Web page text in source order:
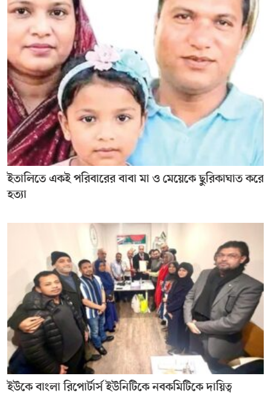
ইতালিতে একই পরিবারের বাবা মা ও মেয়েকে ছুরিকাঘাত করে
হত্যা
ইউকে বাংলা রিপোর্টার্স ইউনিটিকে নবকমিটিকে দায়িত্ব